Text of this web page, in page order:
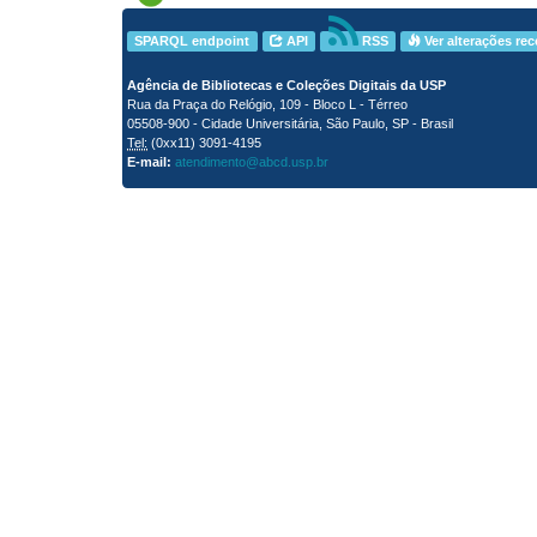
SPARQL endpoint API RSS Ver alterações
Agência de Bibliotecas e Coleções Digitais da USP
Rua da Praça do Relógio, 109 - Bloco L - Térreo
05508-900 - Cidade Universitária, São Paulo, SP - Brasil
Tel: (0xx11) 3091-4195
E-mail: atendimento@abcd.usp.br